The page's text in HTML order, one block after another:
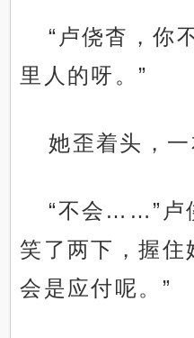
“卢侥杳，你
里人的呀。”
她歪着头，一
“不会……”卢
笑了两下，握住
会是应付呢。”